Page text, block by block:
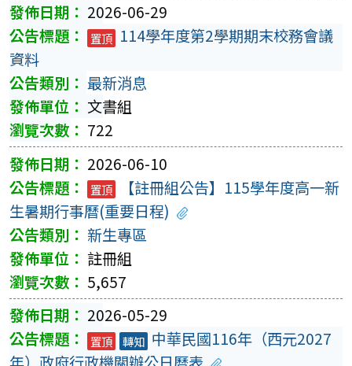
2026-06-29
置頂 114學年度第2學期期末校務會議
資料
最新消息
文書組
722
2026-06-10
置頂
【註冊組公告】115學年度高一新
生暑期行事曆(重要日程)
新生專區
註冊組
5,657
2026-05-29
置頂 轉知 中華民國116年（西元2027